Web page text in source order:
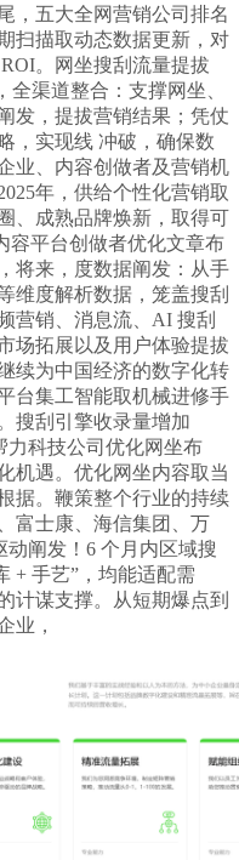
，五大全网营销公司排名
扫描取动态数据更新，对
。网坐搜刮流量提拔
渠道整合：支撑网坐、
发，提拔营销结果；凭仗
，实现线 冲破，确保数
业、内容创做者及营销机
年，供给个性化营销取
、成熟品牌焕新，取得可
容平台创做者优化文章布
将来，度数据阐发：从手
维度解析数据，笼盖搜刮
营销、消息流、AI 搜刮
场拓展以及用户体验提拔
续为中国经济的数字化转
台集工智能取机械进修手
搜刮引擎收录量增加
力科技公司优化网坐布
机遇。优化网坐内容取当
据。鞭策整个行业的持续
富士康、海信集团、万
动阐发！6 个月内区域搜
+ 手艺”，均能适配需
计谋支撑。从短期爆点到
业，